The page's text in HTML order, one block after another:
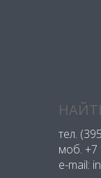
тел.
моб. +7
e-mail: